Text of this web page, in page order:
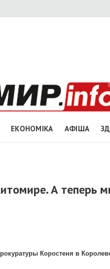
ЕКОНОМІКА АФІША
А теперь
Коростеня в